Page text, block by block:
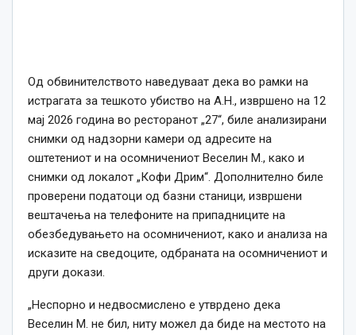
Од обвинителството наведуваат дека во рамки на
истрагата за тешкото убиство на А.Н., извршено на 12
мај 2026 година во ресторанот „27“, биле анализирани
снимки од надзорни камери од адресите на
оштетениот и на осомничениот Веселин М., како и
снимки од локалот „Кофи Дрим“. Дополнително биле
проверени податоци од базни станици, извршени
вештачења на телефоните на припадниците на
обезбедувањето на осомничениот, како и анализа на
исказите на сведоците, одбраната на осомничениот и
други докази.
„Неспорно и недвосмислено е утврдено дека
Веселин М. не бил, ниту можел да биде на местото на